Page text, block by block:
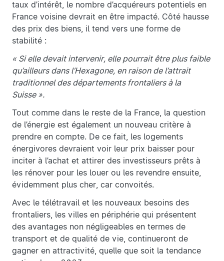
taux d’intérêt, le nombre d’acquéreurs potentiels en
France voisine devrait en être impacté. Côté hausse
des prix des biens, il tend vers une forme de
stabilité :
« Si elle devait intervenir, elle pourrait être plus faible
qu’ailleurs dans l’Hexagone, en raison de l’attrait
traditionnel des départements frontaliers à la
Suisse ».
Tout comme dans le reste de la France, la question
de l’énergie est également un nouveau critère à
prendre en compte. De ce fait, les logements
énergivores devraient voir leur prix baisser pour
inciter à l’achat et attirer des investisseurs prêts à
les rénover pour les louer ou les revendre ensuite,
évidemment plus cher, car convoités.
Avec le télétravail et les nouveaux besoins des
frontaliers, les villes en périphérie qui présentent
des avantages non négligeables en termes de
transport et de qualité de vie, continueront de
gagner en attractivité, quelle que soit la tendance